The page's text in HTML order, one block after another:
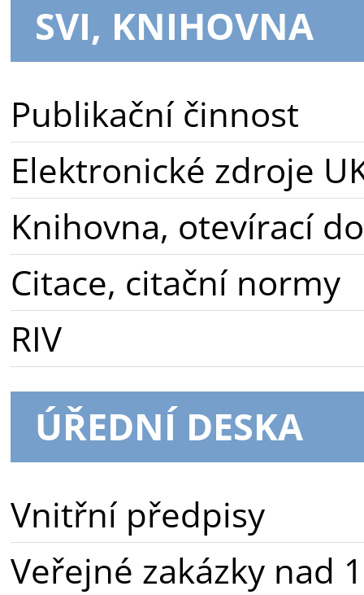
SVI, KNIHOVNA
Publikační činnost
Elektronické zdroje
Knihovna, otevírací
Citace, citační normy
RIV
ÚŘEDNÍ DESKA
Vnitřní předpisy
Veřejné zakázky nad